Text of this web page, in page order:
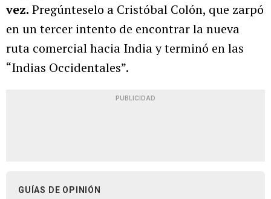
vez. Pregúnteselo a Cristóbal Colón, que zarpó
en un tercer intento de encontrar la nueva
ruta comercial hacia India y terminó en las
“Indias Occidentales”.
PUBLICIDAD
GUÍAS DE OPINIÓN